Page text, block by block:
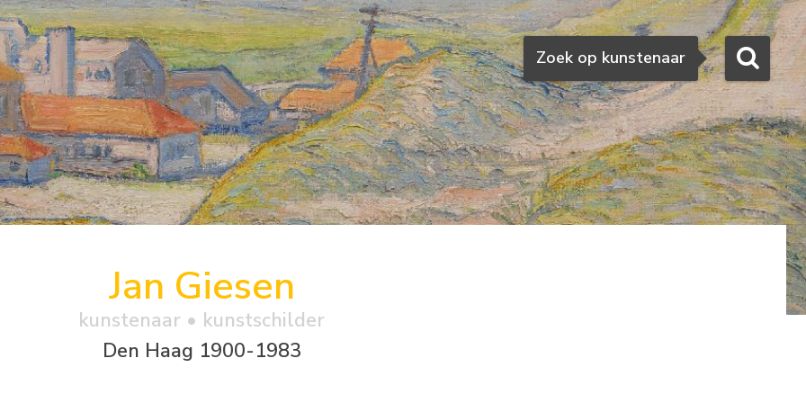
Zoeken
Zoek op kunstenaar
Jan Giesen
kunstenaar • kunstschilder
Den Haag 1900-1983